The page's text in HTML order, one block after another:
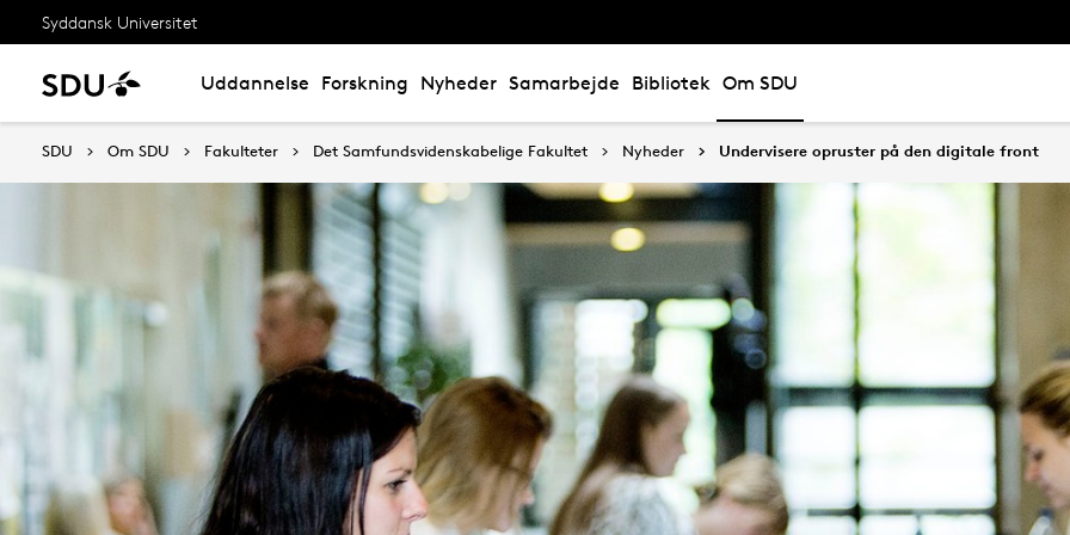
Syddansk Universitet
Uddannelse Forskning Nyheder Samarbejde Bibliotek Om SDU
SDU Om SDU Fakulteter Det Samfundsvidenskabelige Fakultet Nyheder Undervisere opruster på den digitale front